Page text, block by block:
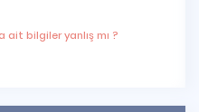
bilgiler yanlış mı ?